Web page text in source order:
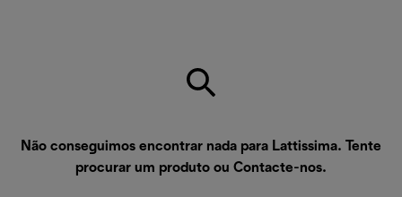
Não conseguimos encontrar nada para Lattissima. Tente
procurar um produto ou Contacte-nos.